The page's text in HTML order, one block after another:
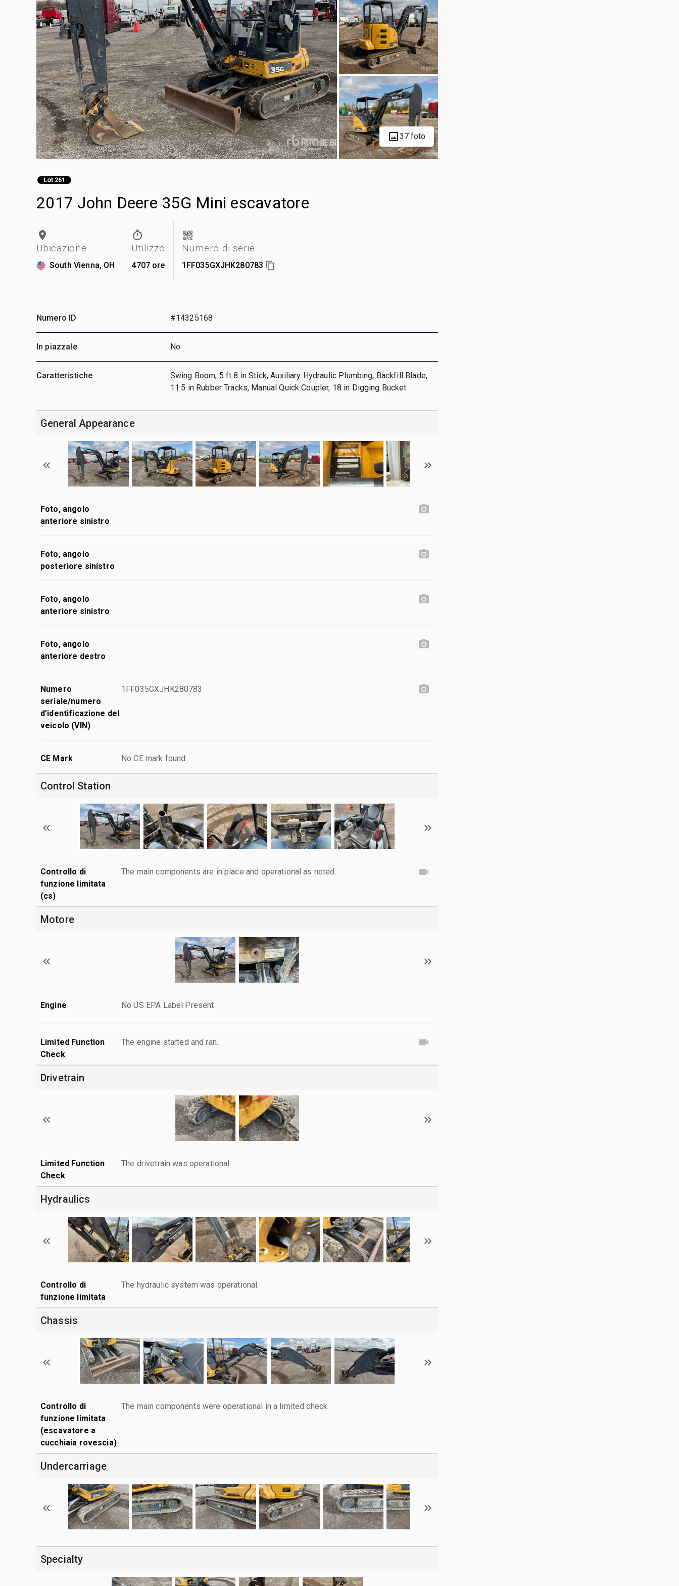
37 foto
Lot 261
2017 John Deere 35G Mini escavatore
Ubicazione
South Vienna, OH
Utilizzo
4707 ore
Numero di serie
1FF035GXJHK280783
Numero ID #14325168
In piazzale No
Caratteristiche
Swing Boom, 5 ft 8 in Stick, Auxiliary Hydraulic Plumbing, Backfill Blade,
11.5 in Rubber Tracks, Manual Quick Coupler, 18 in Digging Bucket
General Appearance
Foto, angolo
anteriore sinistro
Foto, angolo
posteriore sinistro
Foto, angolo
anteriore sinistro
Foto, angolo
anteriore destro
Numero
seriale/numero
d’identificazione del
veicolo (VIN)
1FF035GXJHK280783
CE Mark No CE mark found
Control Station
Controllo di
funzione limitata
(cs)
The main components are in place and operational as noted.
Motore
Engine No US EPA Label Present
Limited Function
Check
The engine started and ran.
Drivetrain
Limited Function
Check
The drivetrain was operational.
Hydraulics
Controllo di
funzione limitata
The hydraulic system was operational.
Chassis
Controllo di
funzione limitata
(escavatore a
cucchiaia rovescia)
The main components were operational in a limited check.
Undercarriage
Specialty